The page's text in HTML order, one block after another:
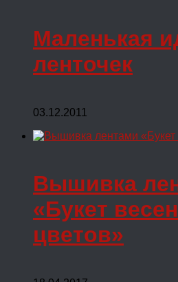
Маленькая
ленточек
03.12.2011
Вышивка
«Букет
цветов»